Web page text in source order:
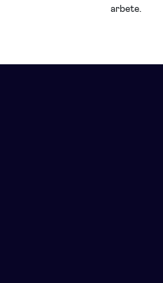
arbete.